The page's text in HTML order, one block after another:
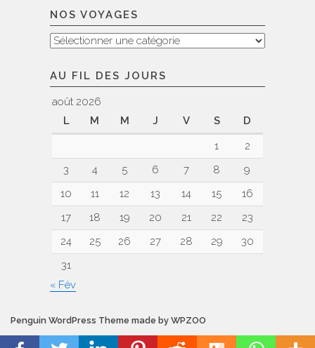
NOS VOYAGES
Nos
AU FIL DES JOURS
août 2026
L
M M J V S
D
1
2
3
4 5 6 7 8
9
10
11 12 13 14 15
16
17
18 19 20 21 22
23
24
25 26 27 28 29
30
31
« Fév
Penguin WordPress Theme made by WPZOO